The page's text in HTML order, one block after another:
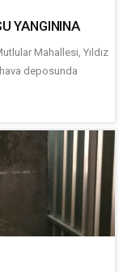
YANGININA
Mahallesi, Yıldız
deposunda